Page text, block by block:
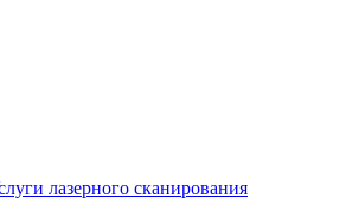
лазерного сканирования